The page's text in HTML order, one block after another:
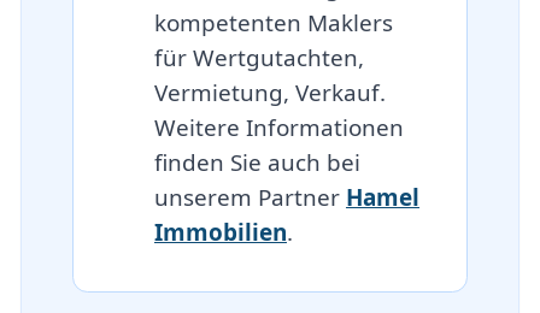
kompetenten Maklers
für Wertgutachten,
Vermietung, Verkauf.
Weitere Informationen
finden Sie auch bei
unserem Partner Hamel
Immobilien.